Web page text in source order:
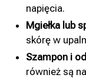
napięcia.
Mgiełka lub
skórę w
Szampon i
również są